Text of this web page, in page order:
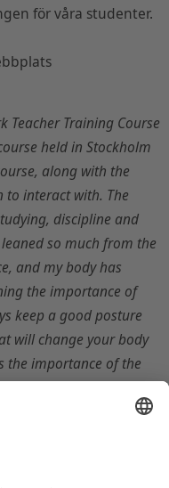
för våra studenter.
Teacher Training Course
held in Stockholm
along with the
to interact with. The
discipline and
so much from the
and my body has
the importance of
keep a good posture
will change your body
the importance of the
involved in each
the BASI course and can
day complete.“